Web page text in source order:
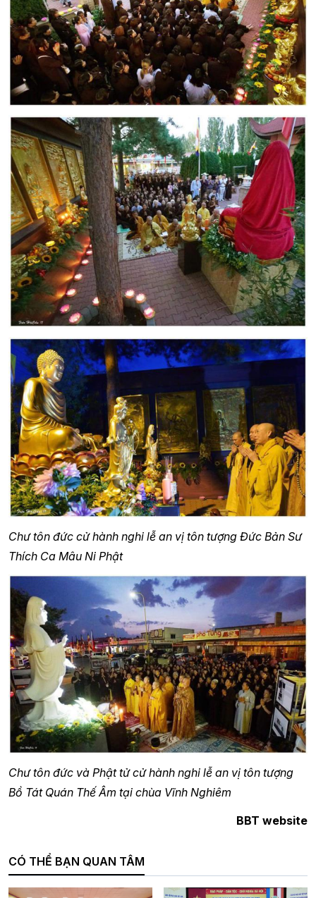
Chư tôn đức cử hành nghi lễ an vị tôn tượng Đức Bản Sư
Thích Ca Mâu Ni Phật
Chư tôn đức và Phật tử cử hành nghi lễ an vị tôn tượng
Bồ Tát Quán Thế Âm tại chùa Vĩnh Nghiêm
BBT website
CÓ THỂ BẠN QUAN TÂM